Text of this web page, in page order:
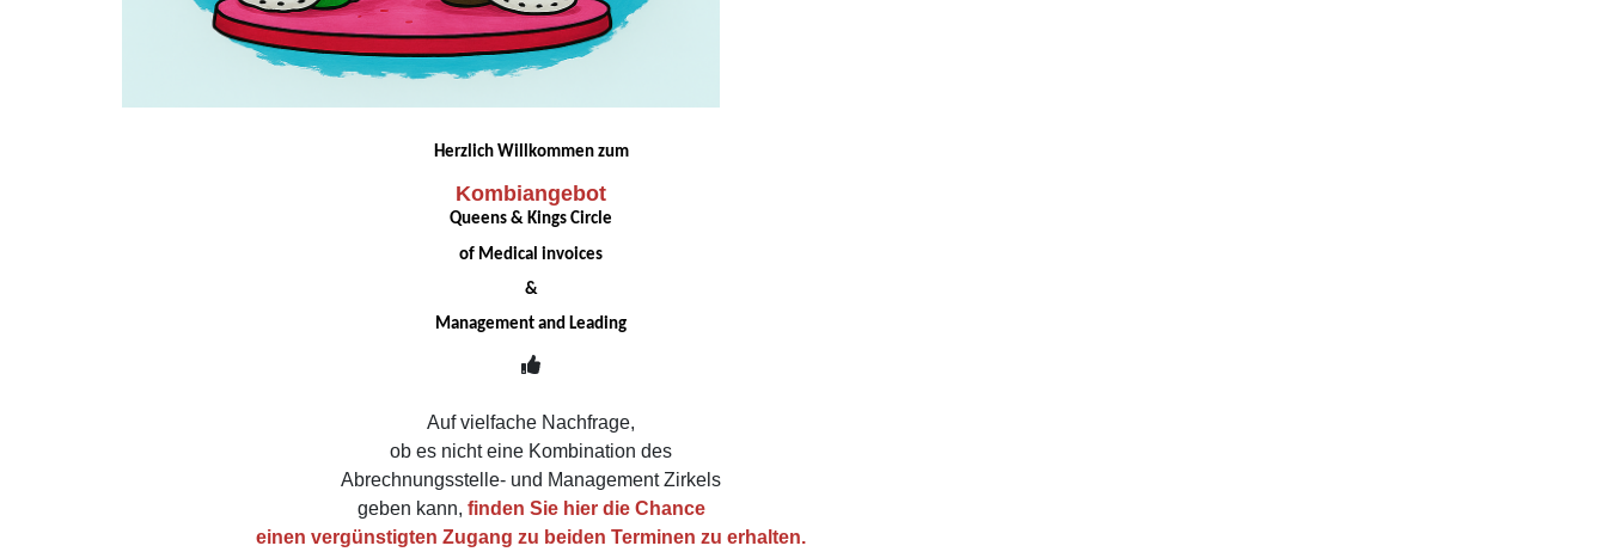
Herzlich Willkommen zum
Kombiangebot
Queens & Kings Circle
of Medical invoices
&
Management and Leading
Auf vielfache Nachfrage,
ob es nicht eine Kombination des
Abrechnungsstelle- und Management Zirkels
geben kann, finden Sie hier die Chance
einen vergünstigten Zugang zu beiden Terminen zu erhalten.